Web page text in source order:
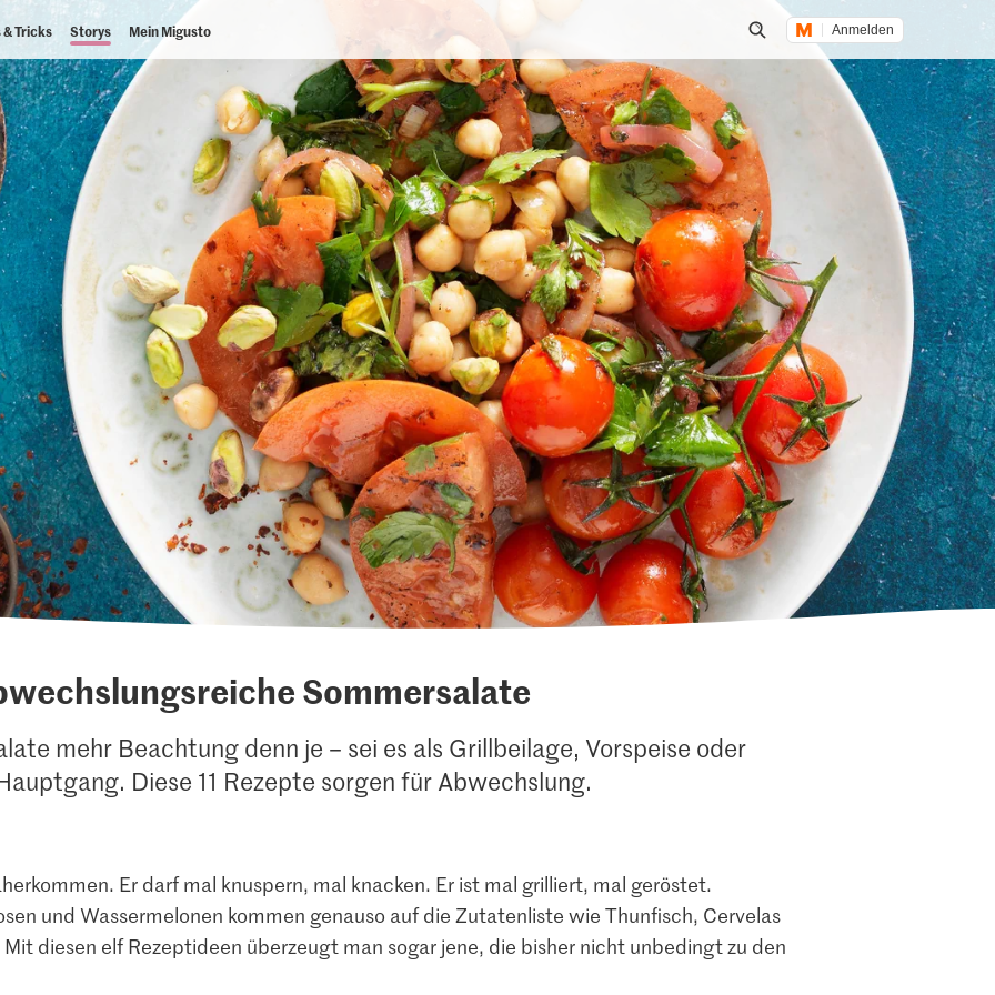
Tricks Storys Mein Migusto
Suche öffnen
Anmelden
Sommersalate
mehr Beachtung denn je – sei es als Grillbeilage, Vorspeise oder
Diese 11 Rezepte sorgen für Abwechslung.
Er darf mal knuspern, mal knacken. Er ist mal grilliert, mal geröstet.
und Wassermelonen kommen genauso auf die Zutatenliste wie Thunfisch, Cervelas
diesen elf Rezeptideen überzeugt man sogar jene, die bisher nicht unbedingt zu den